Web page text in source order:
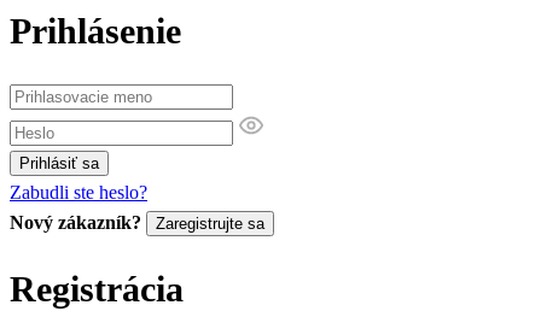
Prihlásenie
Prihlásiť sa
Zabudli ste heslo?
Nový zákazník?
Zaregistrujte sa
Registrácia